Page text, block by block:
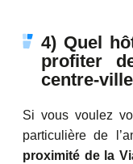
4) Quel
profiter
centre-
Si vous voulez
particulière de
proximité de la